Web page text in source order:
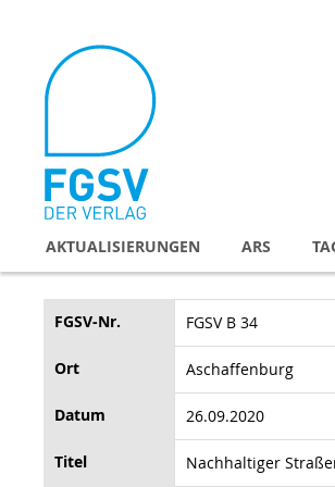
Inhalt
AKTUALISIERUNGEN ARS
FGSV-Nr. FGSV B 34
Ort Aschaffenburg
Datum 26.09.2020
Titel Nachhaltiger